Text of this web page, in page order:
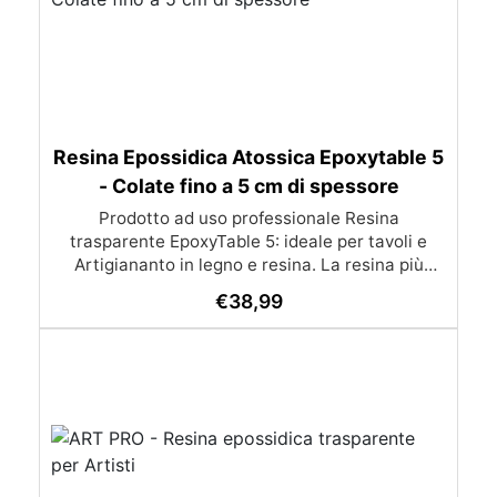
Resina Epossidica Atossica Epoxytable 5
- Colate fino a 5 cm di spessore
Prodotto ad uso professionale Resina
trasparente EpoxyTable 5: ideale per tavoli e
Artigiananto in legno e resina. La resina più
perfetta per colate di alto spessore fino a 5 cm.
Applicazioni Principali: Realizzazione di tavoli in
monete, pietre, ecc) Colate riempitive in
spessore dentro stampi e cassaforme
Caratteristiche principali: ✅ Bassissima
€38,99